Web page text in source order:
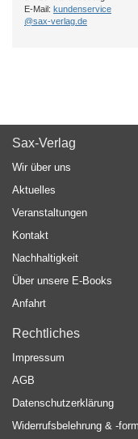
E-Mail: kundenservice
@sax-verlag.de
Sax-Verlag
Wir über uns
Aktuelles
Veranstaltungen
Kontakt
Nachhaltigkeit
Über unsere E-Books
Anfahrt
Rechtliches
Impressum
AGB
Datenschutzerklärung
Widerrufsbelehrung & -